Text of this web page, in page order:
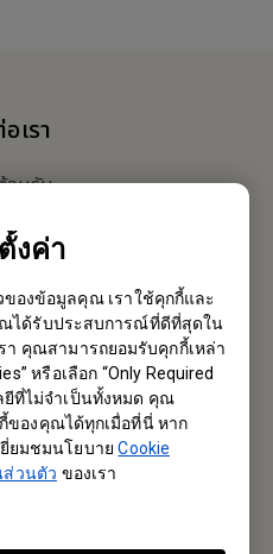
งค่า
ของข้อมูลคุณ เราใช้คุกกี้และ
ได้รับประสบการณ์ที่ดีที่สุดใน
า คุณสามารถยอมรับคุกกี้เหล่า
หรือเลือก “Only Required
ยีที่ไม่จำเป็นทั้งหมด คุณ
ของคุณได้ทุกเมื่อที่นี่ หาก
ยี่ยมชมนโยบายCookie
ส่วนตัว ของเรา
เรา
อนรับ
หาเรา
หมายข่าว
มูลใหม่ๆจากเรา